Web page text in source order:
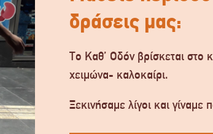
δράσεις μας:
Το Καθ’ Οδόν βρίσκεται στο
χειμώνα- καλοκαίρι.
Ξεκινήσαμε λίγοι και γίναμε